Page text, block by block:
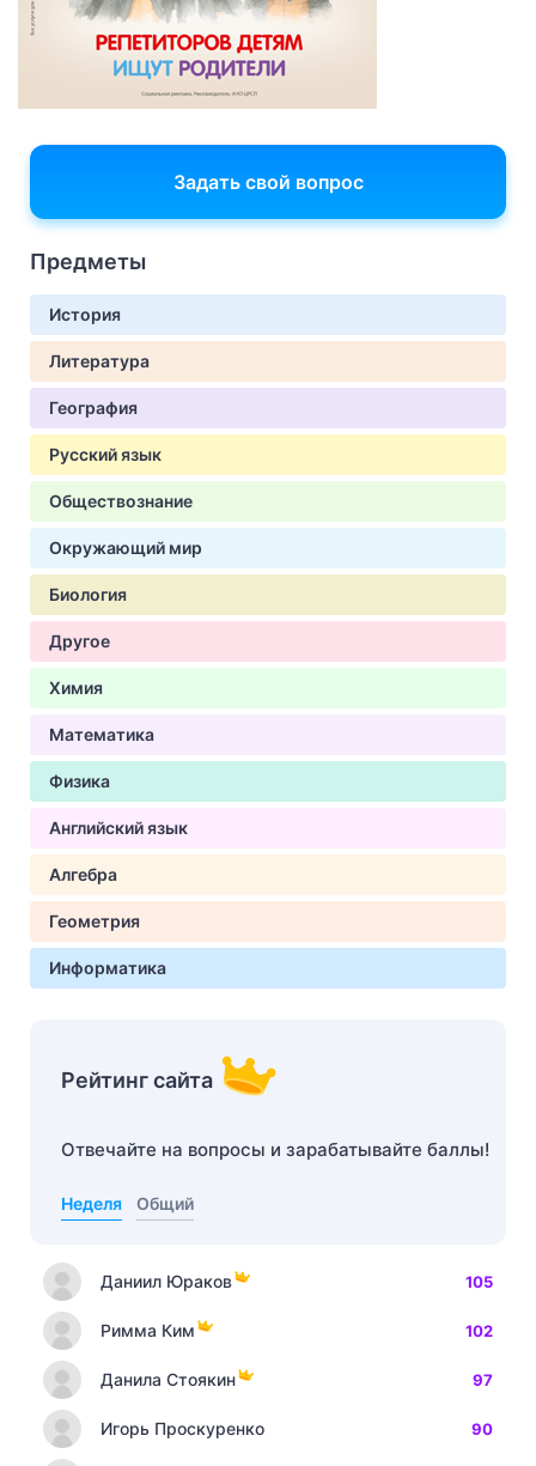
Задать свой вопрос
Предметы
История
Литература
География
Русский язык
Обществознание
Окружающий мир
Биология
Другое
Химия
Математика
Физика
Английский язык
Алгебра
Геометрия
Информатика
Рейтинг сайта
Отвечайте на вопросы и зарабатывайте баллы!
Неделя Общий
Даниил Юраков 105
Римма Ким 102
Данила Стоякин 97
Игорь Проскуренко 90